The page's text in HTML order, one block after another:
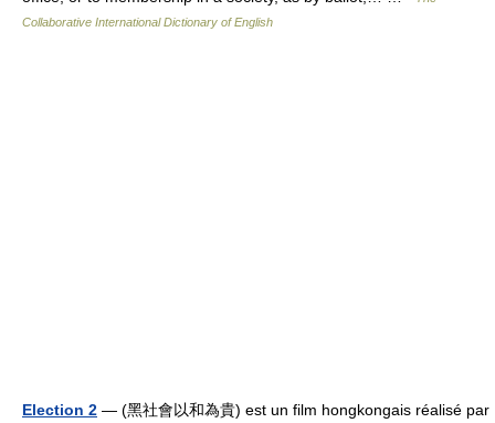
Collaborative International Dictionary of English
Election 2 — (黑社會以和為貴) est un film hongkongais réalisé par